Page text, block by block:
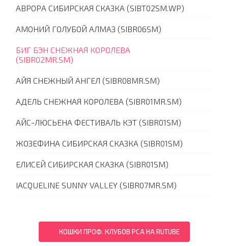
АВРОРА СИБИРСКАЯ СКАЗКА (SIBT02SM.WP)
АМОНИЙ ГОЛУБОЙ АЛМАЗ (SIBR06SM)
БИГ БЭН СНЕЖНАЯ КОРОЛЕВА
(SIBR02MR.SM)
АЙЯ СНЕЖНЫЙ АНГЕЛ (SIBR08MR.SM)
АДЕЛЬ СНЕЖНАЯ КОРОЛЕВА (SIBR01MR.SM)
АЙС-ЛЮСЬЕНА ФЕСТИВАЛЬ КЭТ (SIBR01SM)
ЖОЗЕФИНА СИБИРСКАЯ СКАЗКА (SIBR01SM)
ЕЛИСЕЙ СИБИРСКАЯ СКАЗКА (SIBR01SM)
IACQUELINE SUNNY VALLEY (SIBR07MR.SM)
КОШКИ ПРОФ. КЛУБОВ PCA НА RUTUBE